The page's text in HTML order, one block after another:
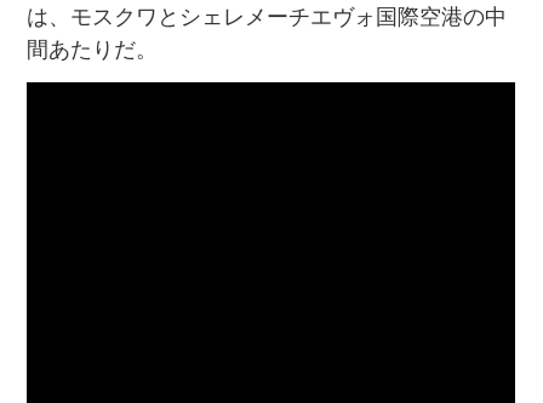
は、モスクワとシェレメーチエヴォ国際空港の中
間あたりだ。